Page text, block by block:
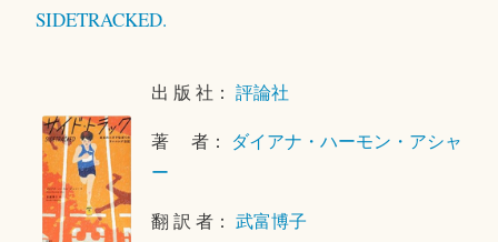
SIDETRACKED.
出 版 社：評論社
著 者：
ダイアナ・ハーモン・アシャ
ー
翻 訳 者：武富博子
9
2
7
日